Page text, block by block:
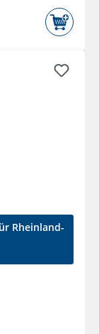
Rheinland-